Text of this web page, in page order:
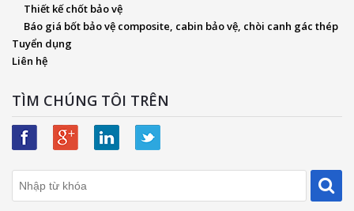
Thiết kế chốt bảo vệ
Báo giá bốt bảo vệ composite, cabin bảo vệ, chòi canh gác thép
Tuyển dụng
Liên hệ
TÌM CHÚNG TÔI TRÊN